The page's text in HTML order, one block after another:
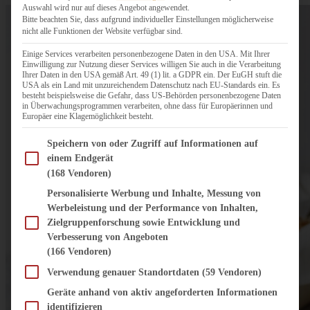
Auswahl wird nur auf dieses Angebot angewendet.
Bitte beachten Sie, dass aufgrund individueller Einstellungen möglicherweise
nicht alle Funktionen der Website verfügbar sind.
Einige Services verarbeiten personenbezogene Daten in den USA. Mit Ihrer
Einwilligung zur Nutzung dieser Services willigen Sie auch in die Verarbeitung
Ihrer Daten in den USA gemäß Art. 49 (1) lit. a GDPR ein. Der EuGH stuft die
USA als ein Land mit unzureichendem Datenschutz nach EU-Standards ein. Es
besteht beispielsweise die Gefahr, dass US-Behörden personenbezogene Daten
in Überwachungsprogrammen verarbeiten, ohne dass für Europäerinnen und
Europäer eine Klagemöglichkeit besteht.
Im Folgenden finden Sie eine Liste der Zwecke des IAB Transparency and Consent
Speichern von oder Zugriff auf Informationen auf
einem Endgerät
(168 Vendoren)
Personalisierte Werbung und Inhalte, Messung von
Werbeleistung und der Performance von Inhalten,
Zielgruppenforschung sowie Entwicklung und
Verbesserung von Angeboten
(166 Vendoren)
Verwendung genauer Standortdaten (59 Vendoren)
Geräte anhand von aktiv angeforderten Informationen
identifizieren